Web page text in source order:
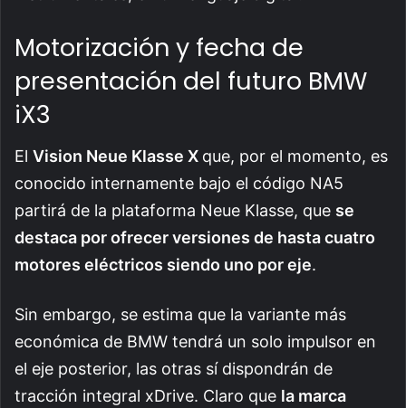
Motorización y fecha de
presentación del futuro BMW
iX3
El Vision Neue Klasse X que, por el momento, es
conocido internamente bajo el código NA5
partirá de la plataforma Neue Klasse, que se
destaca por ofrecer versiones de hasta cuatro
motores eléctricos siendo uno por eje.
Sin embargo, se estima que la variante más
económica de BMW tendrá un solo impulsor en
el eje posterior, las otras sí dispondrán de
tracción integral xDrive. Claro que la marca